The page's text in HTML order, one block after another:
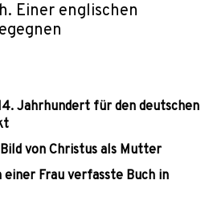
Einer englischen
Jahrhundert für den deutschen
von Christus als Mutter
Frau verfasste Buch in